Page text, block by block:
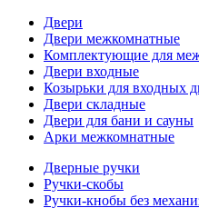
Двери
Двери межкомнатные
Комплектующие для
Двери входные
Козырьки для входных
Двери складные
Двери для бани и сауны
Арки межкомнатные
Дверные ручки
Ручки-скобы
Ручки-кнобы без